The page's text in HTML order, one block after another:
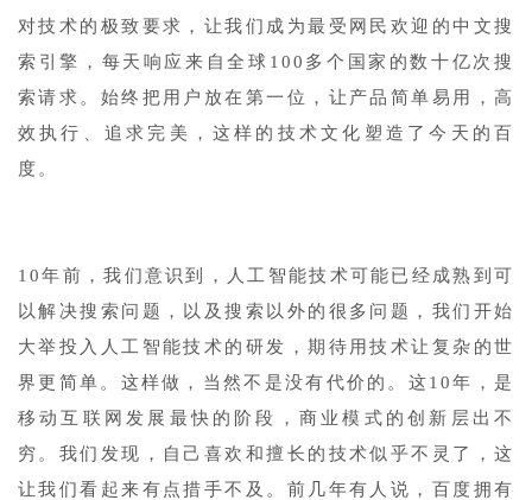
对技术的极致要求，让我们成为最受网民欢迎的中文搜
索引擎，每天响应来自全球100多个国家的数十亿次搜
索请求。始终把用户放在第一位，让产品简单易用，高
效执行、追求完美，这样的技术文化塑造了今天的百
度。
10年前，我们意识到，人工智能技术可能已经成熟到可
以解决搜索问题，以及搜索以外的很多问题，我们开始
大举投入人工智能技术的研发，期待用技术让复杂的世
界更简单。这样做，当然不是没有代价的。这10年，是
移动互联网发展最快的阶段，商业模式的创新层出不
穷。我们发现，自己喜欢和擅长的技术似乎不灵了，这
让我们看起来有点措手不及。前几年有人说，百度拥有